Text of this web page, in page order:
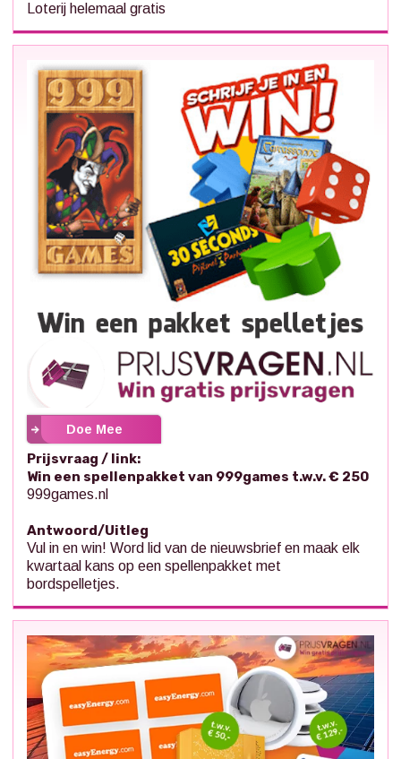
Loterij helemaal gratis
Doe Mee
Prijsvraag / link:
Win een spellenpakket van 999games t.w.v. € 250
999games.nl
Antwoord/Uitleg
Vul in en win! Word lid van de nieuwsbrief en maak elk
kwartaal kans op een spellenpakket met
bordspelletjes.